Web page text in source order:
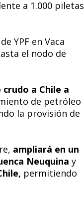
a 1.000 piletas
YPF en Vaca
el nodo de
a Chile a
de petróleo
la provisión de
ampliará en un
Neuquina y
permitiendo